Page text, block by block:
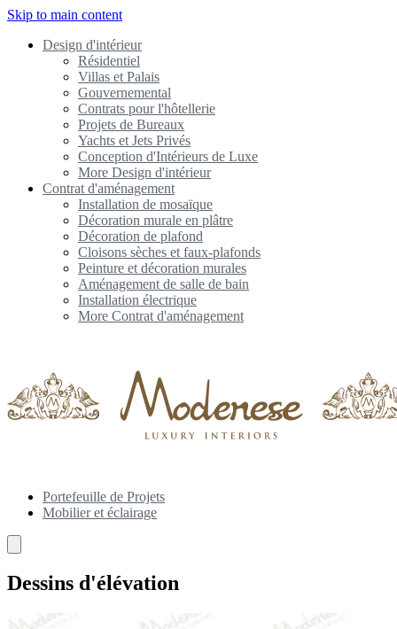
Skip to main content
Design d'intérieur
Résidentiel
Villas et Palais
Gouvernemental
Contrats pour l'hôtellerie
Projets de Bureaux
Yachts et Jets Privés
Conception d'Intérieurs de Luxe
More Design d'intérieur
Contrat d'aménagement
Installation de mosaïque
Décoration murale en plâtre
Décoration de plafond
Cloisons sèches et faux-plafonds
Peinture et décoration murales
Aménagement de salle de bain
Installation électrique
More Contrat d'aménagement
Portefeuille de Projets
Mobilier et éclairage
Dessins d'élévation